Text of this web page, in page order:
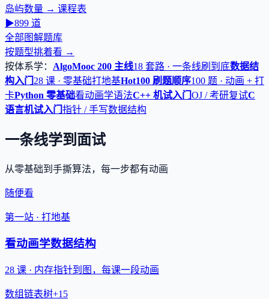
岛屿数量 → 课程表
▶899 道
全部图解题库
按题型挑着看 →
按体系学： AlgoMooc 200 主线18 套路 · 一条线刷到底数据结
构入门 28 课 · 零基础打地基Hot100 刷题顺序100 题 · 动画 + 打
卡Python 零基础看动画学语法C++ 机试入门 OJ / 考研复试C
语言机试入门 指针 / 手写数据结构
一条线学到面试
从零基础到手撕算法，每一步都有动画
随便看
第一站 · 打地基
看动画学数据结构
28 课 · 内存指针到图，每课一段动画
数组链表树+15